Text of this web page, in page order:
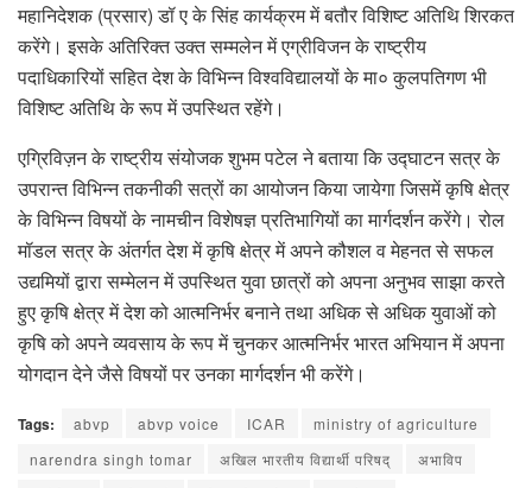
महानिदेशक (प्रसार) डॉ ए के सिंह कार्यक्रम में बतौर विशिष्ट अतिथि शिरकत
करेंगे। इसके अतिरिक्त उक्त सम्मलेन में एग्रीविजन के राष्ट्रीय
पदाधिकारियों सहित देश के विभिन्न विश्वविद्यालयों के मा० कुलपतिगण भी
विशिष्ट अतिथि के रूप में उपस्थित रहेंगे।
एग्रिविज़न के राष्ट्रीय संयोजक शुभम पटेल ने बताया कि उद्घाटन सत्र के
उपरान्त विभिन्न तकनीकी सत्रों का आयोजन किया जायेगा जिसमें कृषि क्षेत्र
के विभिन्न विषयों के नामचीन विशेषज्ञ प्रतिभागियों का मार्गदर्शन करेंगे। रोल
मॉडल सत्र के अंतर्गत देश में कृषि क्षेत्र में अपने कौशल व मेहनत से सफल
उद्यमियों द्वारा सम्मेलन में उपस्थित युवा छात्रों को अपना अनुभव साझा करते
हुए कृषि क्षेत्र में देश को आत्मनिर्भर बनाने तथा अधिक से अधिक युवाओं को
कृषि को अपने व्यवसाय के रूप में चुनकर आत्मनिर्भर भारत अभियान में अपना
योगदान देने जैसे विषयों पर उनका मार्गदर्शन भी करेंगे।
Tags: abvp abvp voice ICAR
ministry of agriculture
narendra singh tomar
अखिल भारतीय विद्यार्थी परिषद्
अभाविप